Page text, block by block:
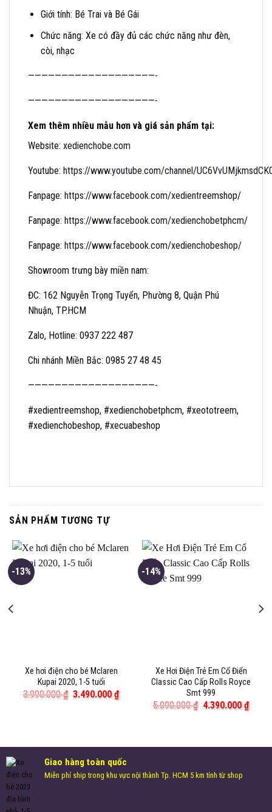
Giới tính: Bé Trai và Bé Gái
Chức năng: Xe có đầy đủ các chức năng như đèn,
còi, nhạc
———————————————————-
———————————————————-
Xem thêm nhiều mẫu hơn và giá sản phẩm tại:
Website: xedienchobe.com
Youtube: https://www.youtube.com/channel/
Fanpage: https://www.facebook.com/xedientreemshop/
Fanpage: https://www.facebook.com/xedienchobetphcm/
Fanpage: https://www.facebook.com/xedienchobeshop/
Showroom trưng bày miền nam:
ĐC: 162 Nguyễn Trọng Tuyển, Phường 8, Quận Phú
Nhuận, TP.HCM
Zalo, Hotline: 0937 222 487
Chi nhánh Miền Bắc: 0985 27 48 45
———————————————————-
#xedientreemshop, #xedienchobetphcm, #xeototreem,
#xedienchobeshop, #xecuabeshop
SẢN PHẨM TƯƠNG TỰ
-13%
Xe hơi điện cho bé Mclaren
Kupai 2020, 1-5 tuổi
3.990.000₫ Giá
3.490.000₫Giá
hiện
-14%
Xe Hơi Điện Trẻ Em Cổ Điển
Classic Cao Cấp Rolls Royce
Smt 999
5.090.000₫ Giá
4.390.000₫Giá
hiện
Giao hàng toàn quốc
Miễn phí ship trong khu vực nội thành Tp. HCM 5 km tính từ shop